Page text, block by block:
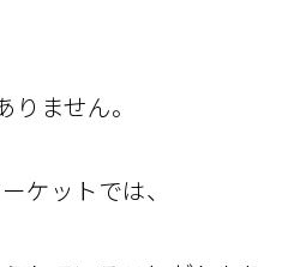
ません。
ケットでは、